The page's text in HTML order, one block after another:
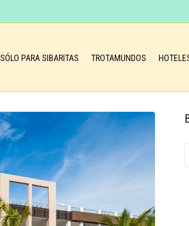
SÓLO PARA SIBARITAS TROTAMUNDOS